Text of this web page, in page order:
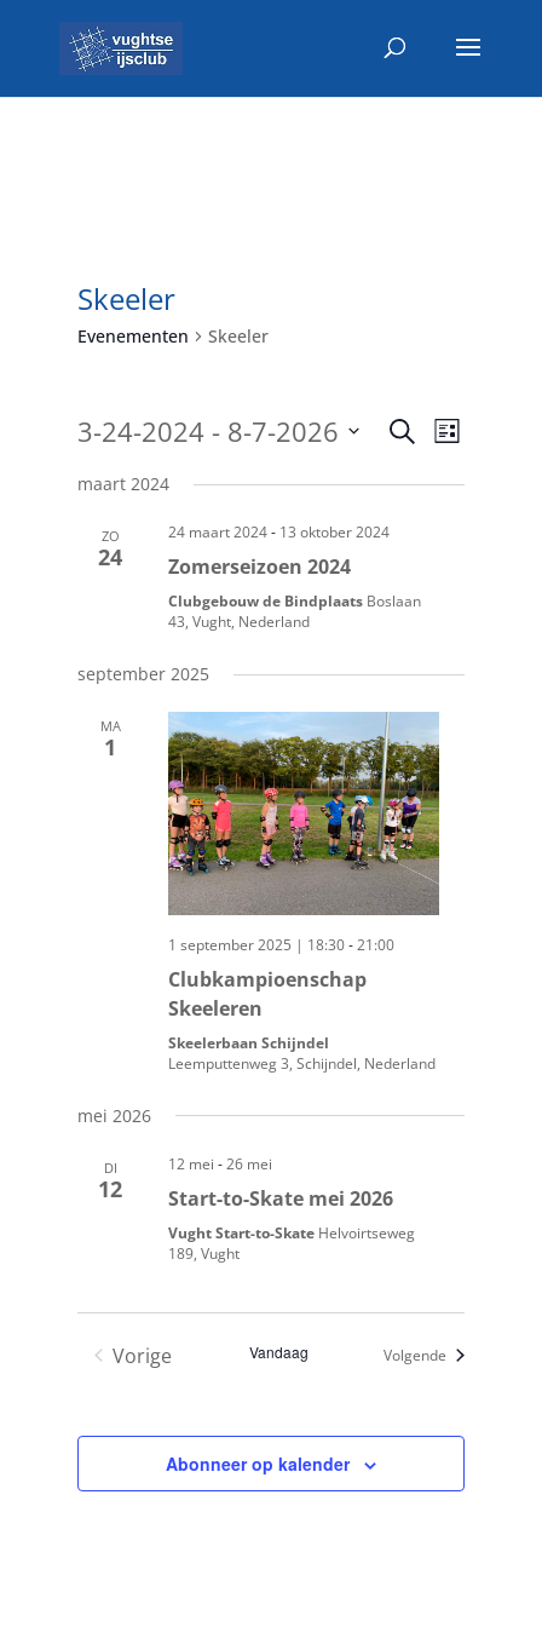
Skeeler
Evenementen Skeeler
Zoeken
en
Zoeken
Lijst
3-24-2024 - 8-7-2026
een
maart 2024
ZO
24
24 maart 2024- 13 oktober 2024
Zomerseizoen 2024
Clubgebouw de Bindplaats Boslaan
43, Vught, Nederland
september 2025
MA
1
1 september 2025 | 18:30-21:00
Clubkampioenschap
Skeeleren
Skeelerbaan Schijndel
Leemputtenweg 3, Schijndel, Nederland
mei 2026
DI
12
12 mei -26 mei
Start-to-Skate mei 2026
Vught Start-to-Skate Helvoirtseweg
189, Vught
Vorige
Vandaag VolgendeEvenementen
Abonneer op kalender